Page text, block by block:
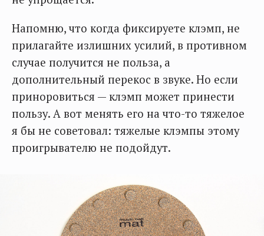
Напомню, что когда фиксируете клэмп, не
прилагайте излишних усилий, в противном
случае получится не польза, а
дополнительный перекос в звуке. Но если
приноровиться — клэмп может принести
пользу. А вот менять его на что-то тяжелое
я бы не советовал: тяжелые клэмпы этому
проигрывателю не подойдут.